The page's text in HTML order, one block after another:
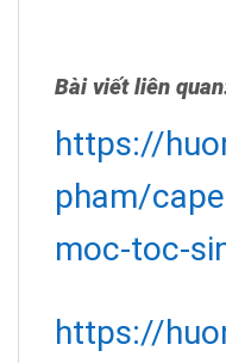
Bài viết liên
https://
pham/
moc-toc-
https://